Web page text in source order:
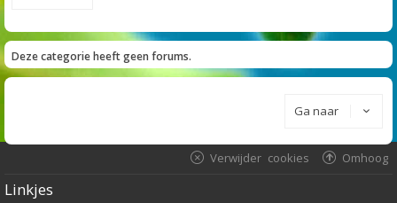
Deze categorie heeft geen forums.
Ga naar
Omhoog
Verwijder cookies
Linkjes